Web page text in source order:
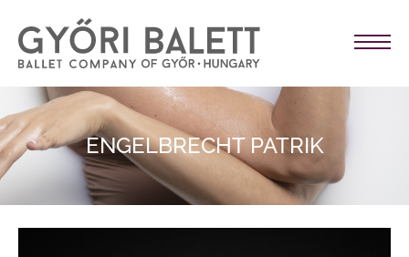
ENGELBRECHT PATRIK